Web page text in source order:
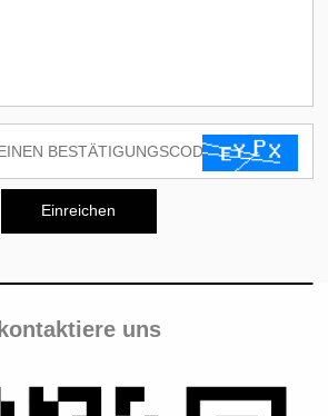
Einreichen
kontaktiere uns